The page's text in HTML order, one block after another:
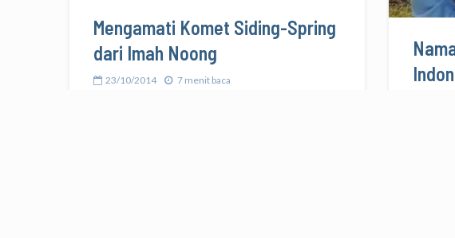
Mengamati Komet Siding-Spring
dari Imah Noong
23/10/2014 7 menit baca